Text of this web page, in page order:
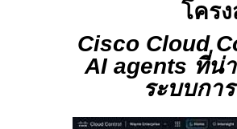
โคร
Cisco Cloud
AI agents ที่น่
ระบบกา